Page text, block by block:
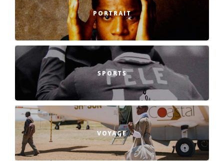
PORTRAIT
SPORTS
VOYAGE